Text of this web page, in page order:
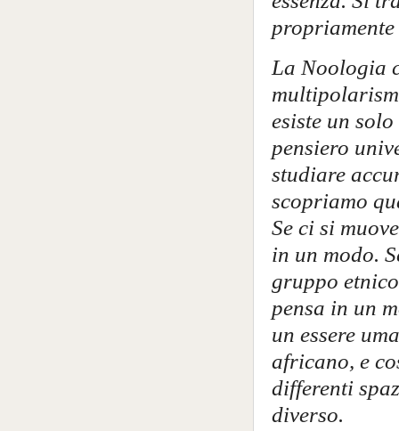
La Noologia
esiste un
pensiero
studiare
scopriamo
Se ci si
in un modo.
gruppo
pensa in un
un essere
africano, e
differenti
diverso.